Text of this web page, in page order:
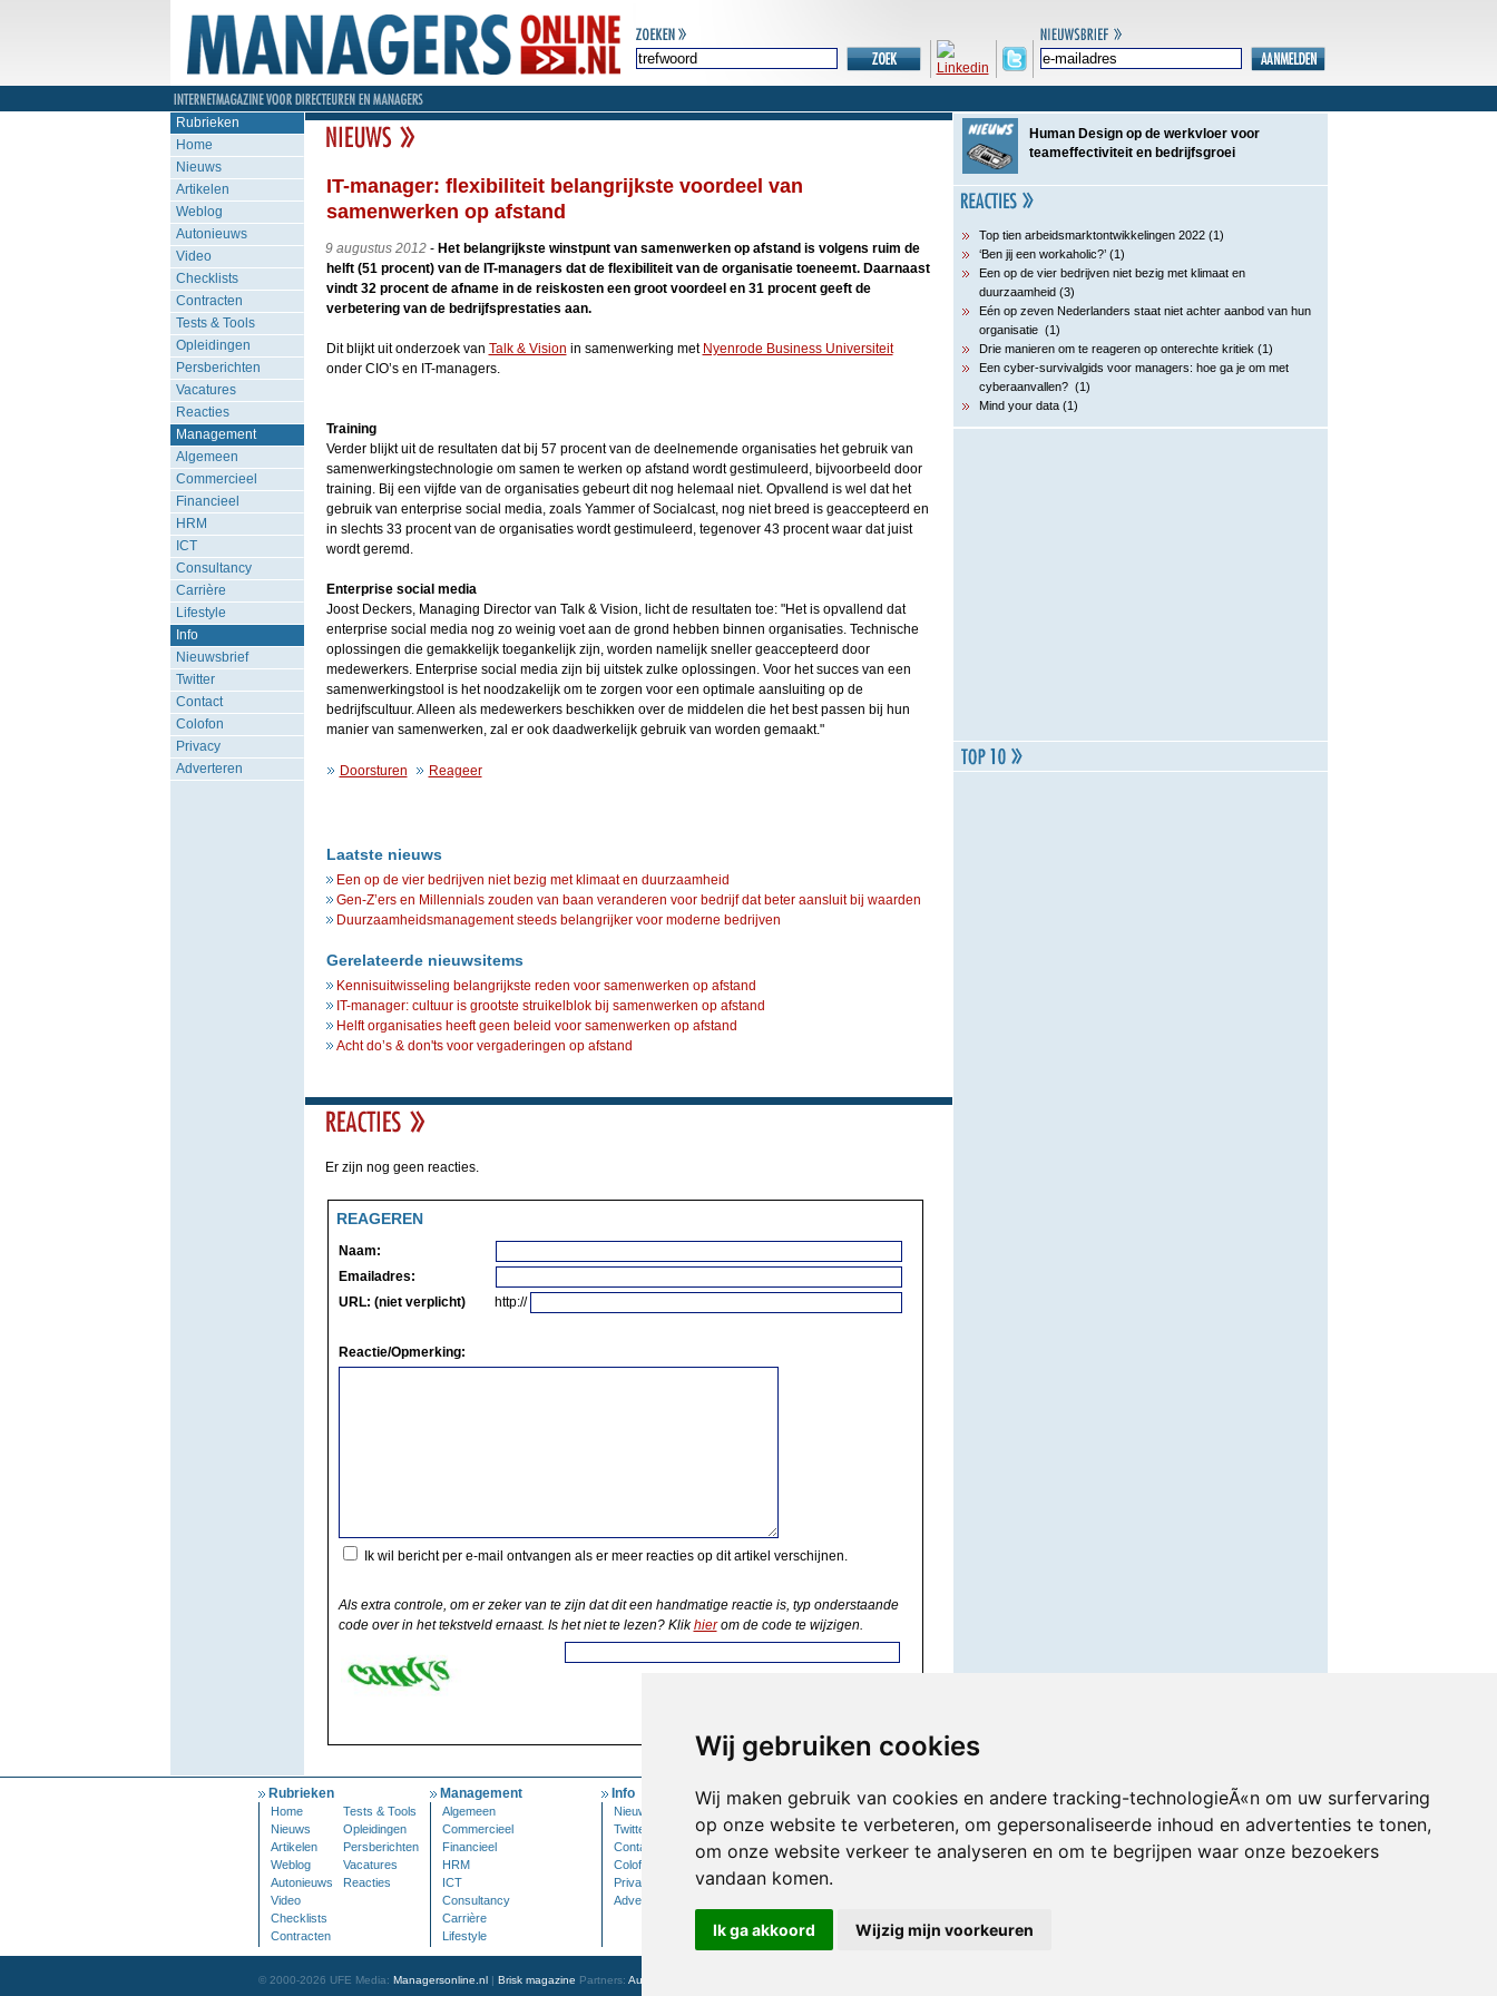
Wij gebruiken cookies
Wij maken gebruik van cookies en andere tracking-technologieÃ«n om uw surfervaring
op onze website te verbeteren, om gepersonaliseerde inhoud en advertenties te tonen,
om onze website verkeer te analyseren en om te begrijpen waar onze bezoekers
vandaan komen.
Ik ga akkoord Wijzig mijn voorkeuren
Rubrieken
Home
Nieuws
Artikelen
Weblog
Autonieuws
Video
Checklists
Contracten
Tests & Tools
Opleidingen
Persberichten
Vacatures
Reacties
Management
Algemeen
Commercieel
Financieel
HRM
ICT
Consultancy
Carrière
Lifestyle
Info
Nieuwsbrief
Twitter
Contact
Colofon
Privacy
Adverteren
IT-manager: flexibiliteit belangrijkste voordeel van
samenwerken op afstand
9 augustus 2012- Het belangrijkste winstpunt van samenwerken op afstand is volgens ruim de
helft (51 procent) van de IT-managers dat de flexibiliteit van de organisatie toeneemt. Daarnaast
vindt 32 procent de afname in de reiskosten een groot voordeel en 31 procent geeft de
verbetering van de bedrijfsprestaties aan.
Dit blijkt uit onderzoek van Talk & Vision in samenwerking met Nyenrode Business Universiteit
onder CIO’s en IT-managers.
Training
Verder blijkt uit de resultaten dat bij 57 procent van de deelnemende organisaties het gebruik van
samenwerkingstechnologie om samen te werken op afstand wordt gestimuleerd, bijvoorbeeld door
training. Bij een vijfde van de organisaties gebeurt dit nog helemaal niet. Opvallend is wel dat het
gebruik van enterprise social media, zoals Yammer of Socialcast, nog niet breed is geaccepteerd en
in slechts 33 procent van de organisaties wordt gestimuleerd, tegenover 43 procent waar dat juist
wordt geremd.
Enterprise social media
Joost Deckers, Managing Director van Talk & Vision, licht de resultaten toe: "Het is opvallend dat
enterprise social media nog zo weinig voet aan de grond hebben binnen organisaties. Technische
oplossingen die gemakkelijk toegankelijk zijn, worden namelijk sneller geaccepteerd door
medewerkers. Enterprise social media zijn bij uitstek zulke oplossingen. Voor het succes van een
samenwerkingstool is het noodzakelijk om te zorgen voor een optimale aansluiting op de
bedrijfscultuur. Alleen als medewerkers beschikken over de middelen die het best passen bij hun
manier van samenwerken, zal er ook daadwerkelijk gebruik van worden gemaakt."
Doorsturen Reageer
Laatste nieuws
Een op de vier bedrijven niet bezig met klimaat en duurzaamheid
Gen-Z’ers en Millennials zouden van baan veranderen voor bedrijf dat beter aansluit bij waarden
Duurzaamheidsmanagement steeds belangrijker voor moderne bedrijven
Gerelateerde nieuwsitems
Kennisuitwisseling belangrijkste reden voor samenwerken op afstand
IT-manager: cultuur is grootste struikelblok bij samenwerken op afstand
Helft organisaties heeft geen beleid voor samenwerken op afstand
Acht do’s & don'ts voor vergaderingen op afstand
Er zijn nog geen reacties.
REAGEREN
Naam:
Emailadres:
URL: (niet verplicht)
http://
Reactie/Opmerking:
Ik wil bericht per e-mail ontvangen als er meer reacties op dit artikel verschijnen.
Als extra controle, om er zeker van te zijn dat dit een handmatige reactie is, typ onderstaande
code over in het tekstveld ernaast. Is het niet te lezen? Klikhierom de code te wijzigen.
Human Design op de werkvloer voor
teameffectiviteit en bedrijfsgroei
Top tien arbeidsmarktontwikkelingen 2022 (1)
‘Ben jij een workaholic?’ (1)
Een op de vier bedrijven niet bezig met klimaat en
duurzaamheid (3)
Eén op zeven Nederlanders staat niet achter aanbod van hun
organisatie (1)
Drie manieren om te reageren op onterechte kritiek (1)
Een cyber-survivalgids voor managers: hoe ga je om met
cyberaanvallen? (1)
Mind your data (1)
Rubrieken
Home
Tests & Tools
Nieuws
Opleidingen
Artikelen
Persberichten
Weblog
Vacatures
Autonieuws
Reacties
Video
Checklists
Contracten
Management
Algemeen
Commercieel
Financieel
HRM
ICT
Consultancy
Carrière
Lifestyle
Info
Nieuwsbrief
Twitter
Contact
Colofon
Privacy
Adverteren
Mijn Account
Inloggen
© 2000-2026 UFE Media: Managersonline.nl | Brisk magazine Partners: Autowereld.com